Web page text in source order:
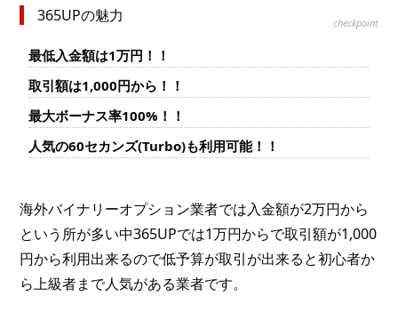
365UPの魅力 checkpoint
最低入金額は1万円！！
取引額は1,000円から！！
最大ボーナス率100%！！
人気の60セカンズ(Turbo)も利用可能！！
海外バイナリーオプション業者では入金額が2万円から
という所が多い中365UPでは1万円からで取引額が1,000
円から利用出来るので低予算が取引が出来ると初心者か
ら上級者まで人気がある業者です。